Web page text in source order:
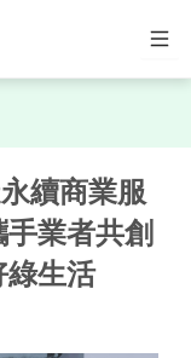
續商業服
業者共創
綠生活